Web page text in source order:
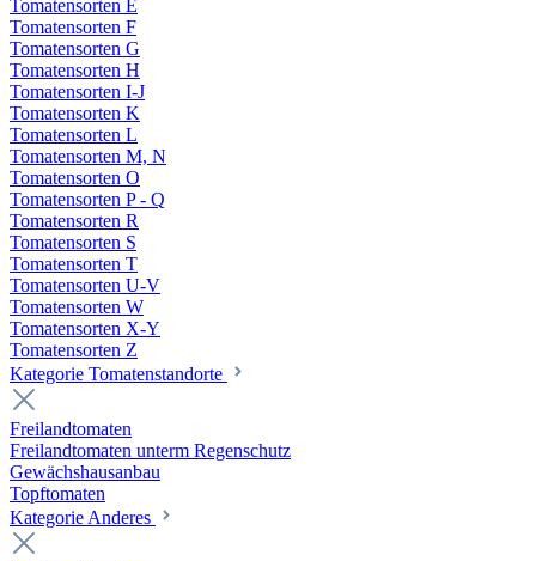
Tomatensorten E
Tomatensorten F
Tomatensorten G
Tomatensorten H
Tomatensorten I-J
Tomatensorten K
Tomatensorten L
Tomatensorten M, N
Tomatensorten O
Tomatensorten P - Q
Tomatensorten R
Tomatensorten S
Tomatensorten T
Tomatensorten U-V
Tomatensorten W
Tomatensorten X-Y
Tomatensorten Z
Kategorie Tomatenstandorte
Freilandtomaten
Freilandtomaten unterm Regenschutz
Gewächshausanbau
Topftomaten
Kategorie Anderes